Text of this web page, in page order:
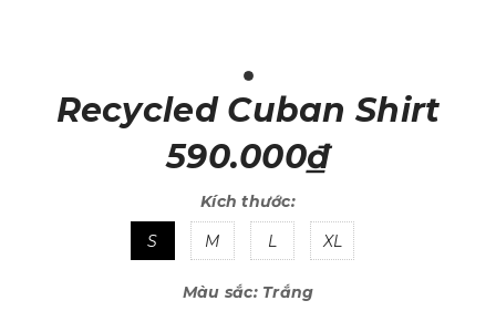
Recycled Cuban Shirt
590.000₫
Kích thước:
S
M L XL
Màu sắc: Trắng